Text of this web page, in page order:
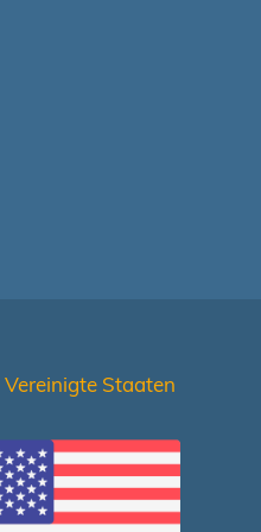
Vereinigte Staaten